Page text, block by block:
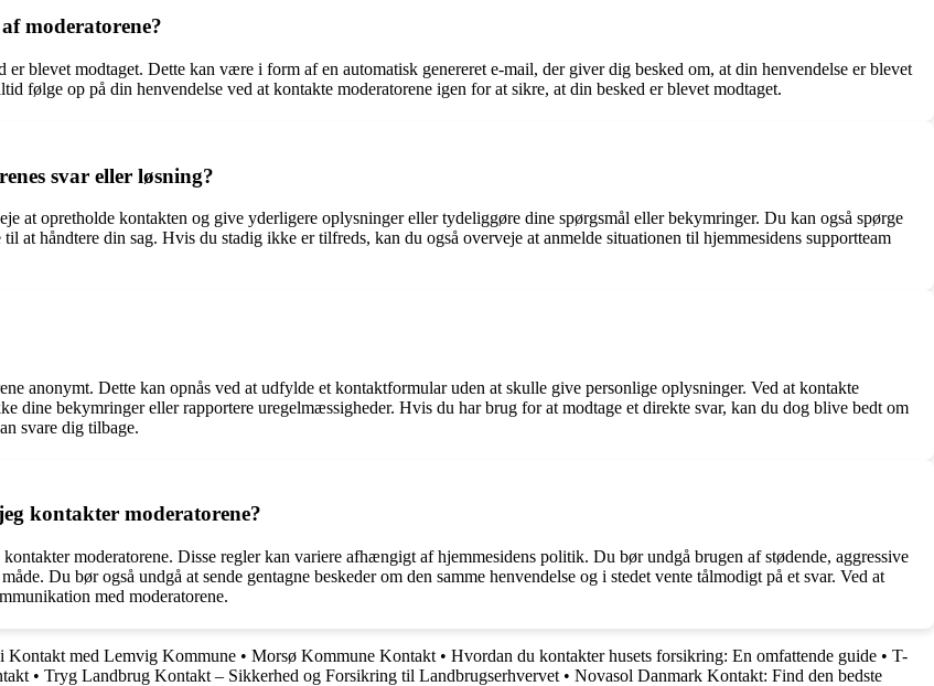
moderatorene?
blevet modtaget. Dette kan være i form af en automatisk genereret e-mail, der giver dig besked om, at din henvendelse er blevet
følge op på din henvendelse ved at kontakte moderatorene igen for at sikre, at din besked er blevet modtaget.
svar eller løsning?
at opretholde kontakten og give yderligere oplysninger eller tydeliggøre dine spørgsmål eller bekymringer. Du kan også spørge
at håndtere din sag. Hvis du stadig ikke er tilfreds, kan du også overveje at anmelde situationen til hjemmesidens supportteam
anonymt. Dette kan opnås ved at udfylde et kontaktformular uden at skulle give personlige oplysninger. Ved at kontakte
dine bekymringer eller rapportere uregelmæssigheder. Hvis du har brug for at modtage et direkte svar, kan du dog blive bedt om
svare dig tilbage.
kontakter moderatorene?
moderatorene. Disse regler kan variere afhængigt af hjemmesidens politik. Du bør undgå brugen af stødende, aggressive
Du bør også undgå at sende gentagne beskeder om den samme henvendelse og i stedet vente tålmodigt på et svar. Ved at
med moderatorene.
med Lemvig Kommune • Morsø Kommune Kontakt • Hvordan du kontakter husets forsikring: En omfattende guide • T-
• Tryg Landbrug Kontakt – Sikkerhed og Forsikring til Landbrugserhvervet • Novasol Danmark Kontakt: Find den bedste